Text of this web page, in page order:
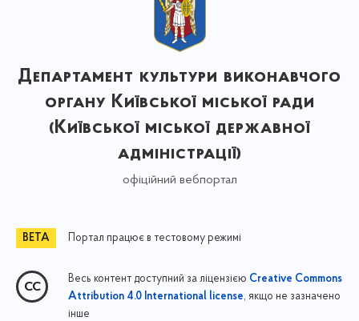
Департамент культури виконавчого
органу Київської міської ради
(Київської міської державної
адміністрації)
офіційний вебпортал
Портал працює в тестовому режимі
Весь контент доступний за ліцензією Creative Commons
Attribution 4.0 International license, якщо не зазначено
інше